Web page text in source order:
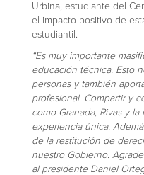
Urbina, estudiante del
el impacto positivo de
estudiantil.
“Es muy importante
educación técnica. Esto
personas y también
profesional. Compartir y
como Granada, Rivas y
experiencia única.
de la restitución de
nuestro Gobierno.
al presidente Daniel